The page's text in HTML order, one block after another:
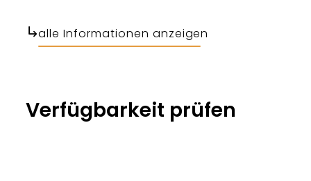
alle Informationen anzeigen
Verfügbarkeit prüfen